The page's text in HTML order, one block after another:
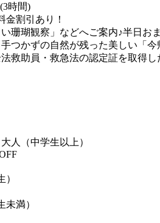
時間)
金割引あり！
珊瑚観察」などへご案内♪半日お
つかずの自然が残った美しい「
救助員・救急法の認定証を取得
大人（中学生以上）
未満）